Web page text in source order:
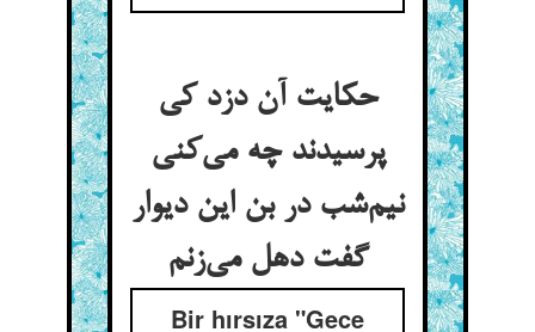
حکایت آن دزد کی
پرسیدند چه می‌کنی
نیم‌شب در بن این دیوار
گفت دهل می‌زنم
Bir hırsıza "Gece